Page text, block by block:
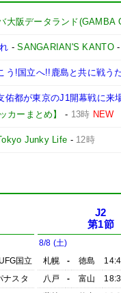
大阪データランド(GAMBA
-SANGARIAN'S KANTO
う!国立へ!!鹿島と共に戦う
佑都が東京のJ1開幕戦に来
カーまとめ】 - 13時 NEW
Junky Life - 12時
国立
ナスタ
J2
第1節
8/8 (土)
札幌
- 徳島
八戸
- 富山